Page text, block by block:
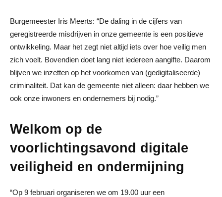
Burgemeester Iris Meerts: “De daling in de cijfers van
geregistreerde misdrijven in onze gemeente is een positieve
ontwikkeling. Maar het zegt niet altijd iets over hoe veilig men
zich voelt. Bovendien doet lang niet iedereen aangifte. Daarom
blijven we inzetten op het voorkomen van (gedigitaliseerde)
criminaliteit. Dat kan de gemeente niet alleen: daar hebben we
ook onze inwoners en ondernemers bij nodig.”
Welkom op de
voorlichtingsavond digitale
veiligheid en ondermijning
“Op 9 februari organiseren we om 19.00 uur een